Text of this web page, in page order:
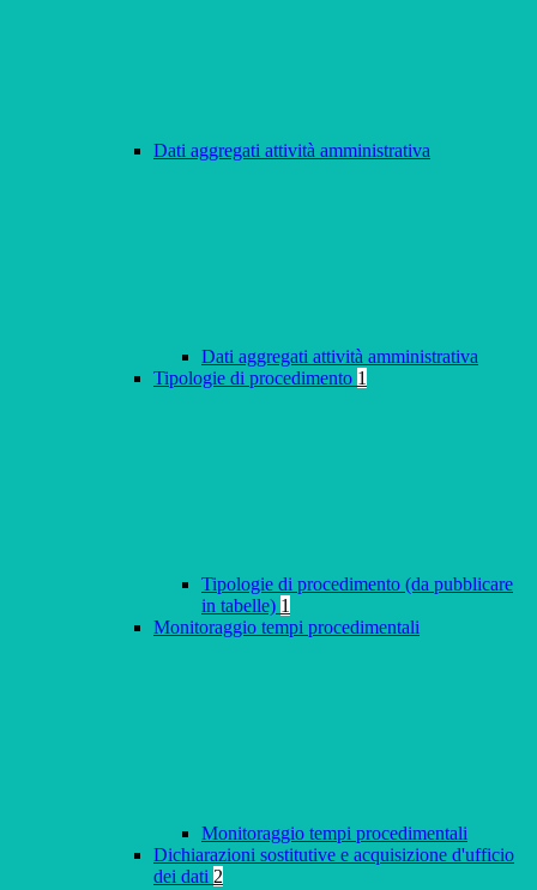
Dati aggregati attività amministrativa
Dati aggregati attività amministrativa
Tipologie di procedimento 1
Tipologie di procedimento (da pubblicare
in tabelle) 1
Monitoraggio tempi procedimentali
Monitoraggio tempi procedimentali
Dichiarazioni sostitutive e acquisizione d'ufficio
dei dati 2